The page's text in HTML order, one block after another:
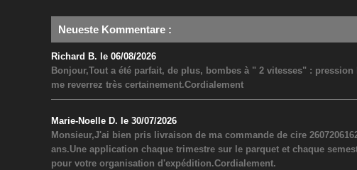
Neueste Kommentare :
Richard B. le 06/08/2026
Bonjour,Tout a été parfait, de plus, bombes à " 2 vitesses" :
me reverrez très certainement.Cordialement
Marie-Noelle D. le 30/07/2026
Monsieur,J'ai bien pris livraison de ma commande de cire
ans.Une application chaque trimestre sur le parquet et chaque
pour votre organisation d'expédition.Cordialement.